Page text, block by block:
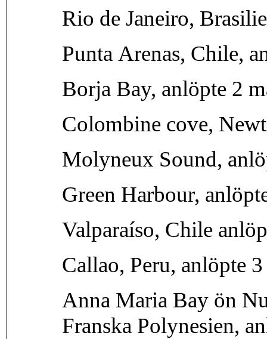
Rio de Janeiro,
Punta Arenas, Chile,
Borja Bay, anlöpte 2
Colombine cove,
Molyneux Sound,
Green Harbour,
Valparaíso, Chile
Callao, Peru, anlöpte
Anna Maria Bay ön
Franska Polynesien,